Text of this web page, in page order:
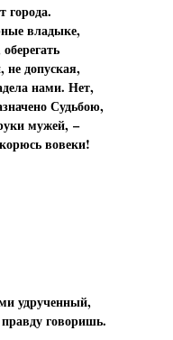
города.
владыке,
не допуская,
нами. Нет,
Судьбою,
мужей, –
вовеки!
удрученный,
говоришь.